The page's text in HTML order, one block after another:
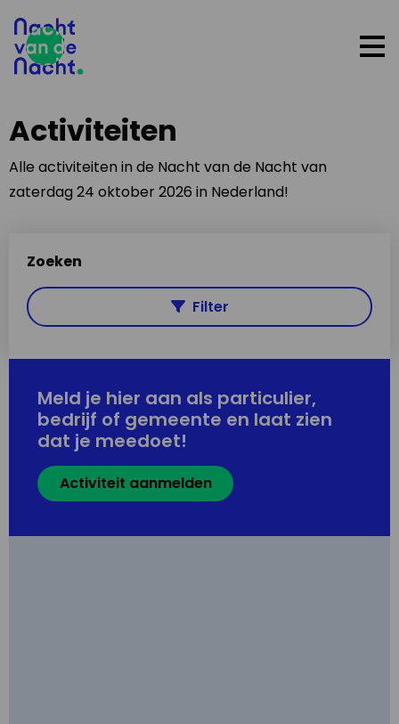
Activiteiten
Alle activiteiten in de Nacht van de Nacht van
zaterdag 24 oktober 2026 in Nederland!
Zoeken
Filter
Meld je hier aan als particulier,
bedrijf of gemeente en laat zien
dat je meedoet!
Activiteit aanmelden